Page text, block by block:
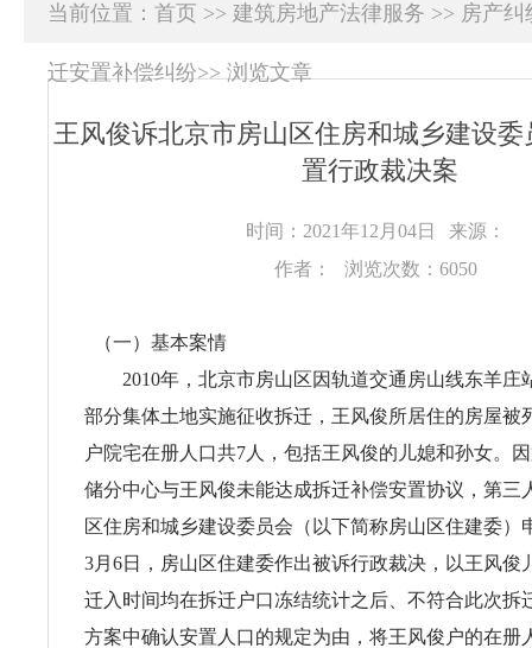
当前位置： 首页 >> 建筑房地产法律服务 >> 房产纠
迁安置补偿纠纷>>浏览文章
王风俊诉北京市房山区住房和城乡建设
置行政裁决案
时间：2021年12月04日
来源：
作者：
浏览次数：6050
（一）基本案情
2010年，北京市房山区因轨道交通房山线东羊庄
部分集体土地实施征收拆迁，王风俊所居住的房屋被
户院宅在册人口共7人，包括王风俊的儿媳和孙女。
储分中心与王风俊未能达成拆迁补偿安置协议，第三
区住房和城乡建设委员会（以下简称房山区住建委）
3月6日，房山区住建委作出被诉行政裁决，以王风俊
迁入时间均在拆迁户口冻结统计之后、不符合此次拆
方案中确认安置人口的规定为由，将王风俊户的在册